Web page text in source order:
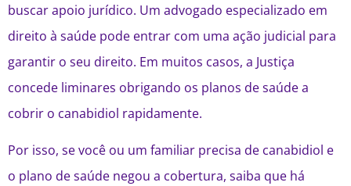
buscar apoio jurídico. Um advogado especializado em
direito à saúde pode entrar com uma ação judicial para
garantir o seu direito. Em muitos casos, a Justiça
concede liminares obrigando os planos de saúde a
cobrir o canabidiol rapidamente.
Por isso, se você ou um familiar precisa de canabidiol e
o plano de saúde negou a cobertura, saiba que há